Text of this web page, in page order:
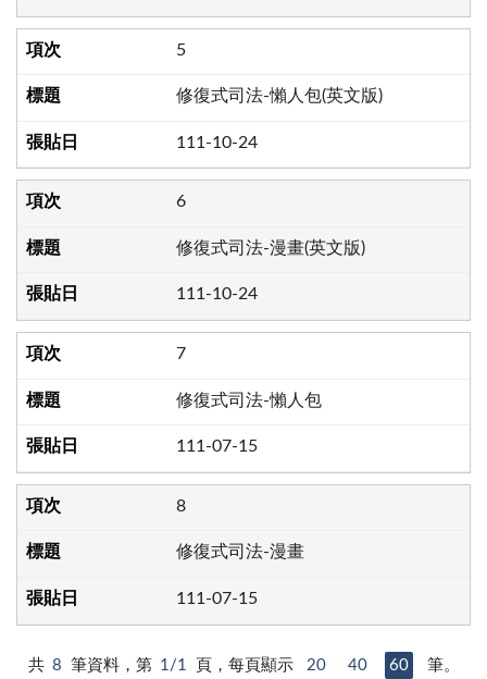
5
修復式司法-懶人包(英文版)
111-10-24
6
修復式司法-漫畫(英文版)
111-10-24
7
修復式司法-懶人包
111-07-15
8
修復式司法-漫畫
111-07-15
共 8 筆資料，第 1/1 頁，每頁顯示 20 40 60 筆。